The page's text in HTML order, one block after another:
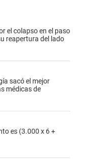
el colapso en el paso
reapertura del lado
sacó el mejor
médicas de
es (3.000 x 6 +